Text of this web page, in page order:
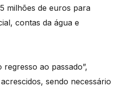
milhões de euros para
contas da água e
ao passado”,
sendo necessário